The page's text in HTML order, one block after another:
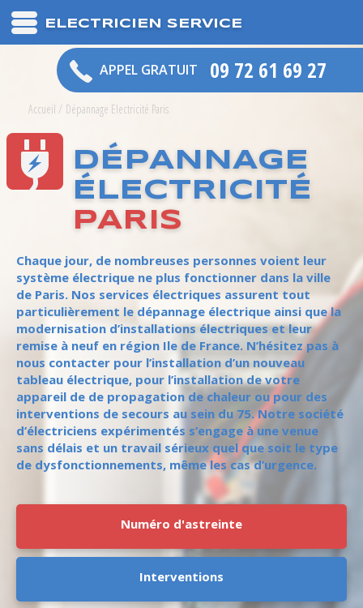
ELECTRICIEN SERVICE
APPEL GRATUIT 09 72 61 69 27
Accueil / Dépannage Electricité Paris
DÉPANNAGE
ÉLECTRICITÉ
PARIS
Chaque jour, de nombreuses personnes voient leur
système électrique ne plus fonctionner dans la ville
de Paris. Nos services électriques assurent tout
particulièrement le dépannage électrique ainsi que la
modernisation d’installations électriques et leur
remise à neuf en région Ile de France. N’hésitez pas à
nous contacter pour l’installation d’un nouveau
tableau électrique, pour l’installation de votre
appareil de de propagation de chaleur ou pour des
interventions de secours au sein du 75. Notre société
d’électriciens expérimentés s’engage à une venue
sans délais et un travail sérieux quel que soit le type
de dysfonctionnements, même les cas d’urgence.
Numéro d'astreinte
Interventions